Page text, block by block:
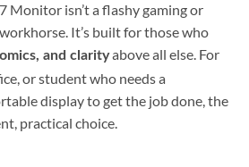
Monitor isn’t a flashy gaming or
It’s built for those who
and clarityabove all else. For
or student who needs a
display to get the job done, the
practical choice.